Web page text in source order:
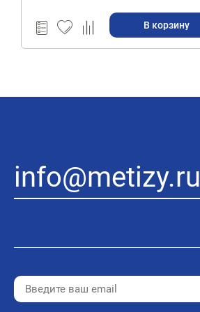
В корзину
info@metizy.ru